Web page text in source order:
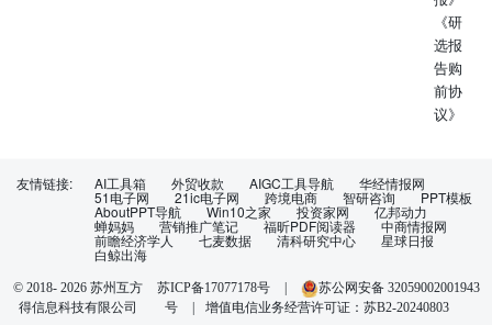
《研
选报
告购
前协
议》
友情链接: AI工具箱 外贸收款 AIGC工具导航 华经情报网
51电子网 21ic电子网 跨境电商 智研咨询 PPT模板
AboutPPT导航 Win10之家 投资家网 亿邦动力
蝉妈妈 营销推广笔记 福昕PDF阅读器 中商情报网
前瞻经济学人 七麦数据 清科研究中心 星球日报
白鲸出海
© 2018- 2026 苏州互方
得信息科技有限公司
苏ICP备17077178号
苏公网安备 32059002001943
号
增值电信业务经营许可证：苏B2-20240803